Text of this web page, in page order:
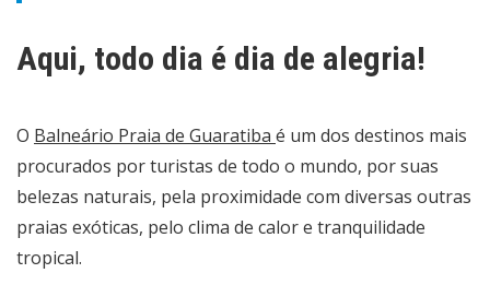
Aqui, todo dia é dia de alegria!
O Balneário Praia de Guaratiba é um dos destinos mais
procurados por turistas de todo o mundo, por suas
belezas naturais, pela proximidade com diversas outras
praias exóticas, pelo clima de calor e tranquilidade
tropical.